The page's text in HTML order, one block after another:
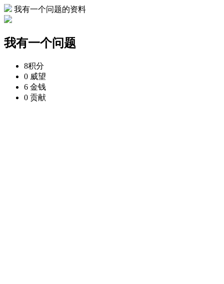
我有一个问题的资料
我有一个问题
8积分
0 威望
6 金钱
0 贡献